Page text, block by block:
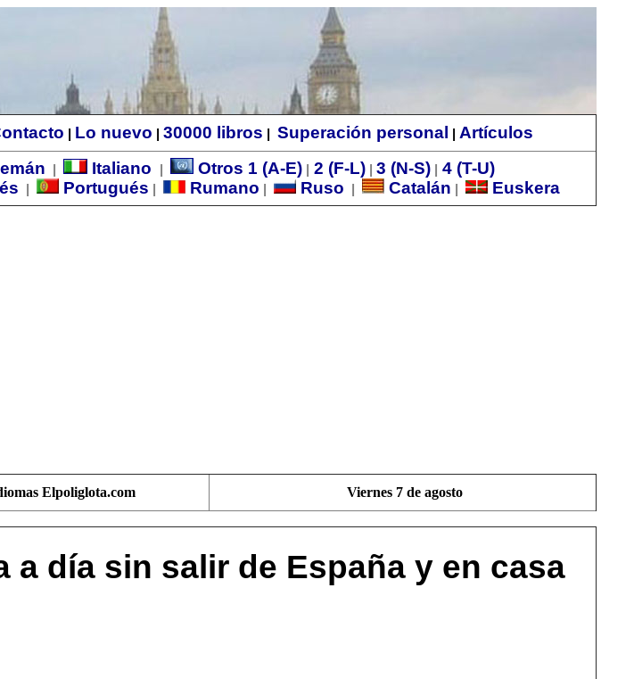
Lo nuevo 30000 libros Superación personal
Artículos
Italiano Otros 1 (A-E) 2 (F-L) 3 (N-S)
4 (T-U)
Portugués Rumano Ruso Catalán Euskera
Elpoliglota.com Viernes 7 de agosto
día sin salir de España y en casa